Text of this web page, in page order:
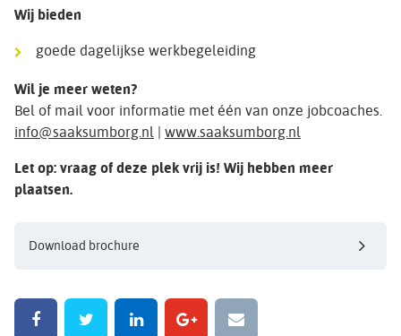
Wij bieden
goede dagelijkse werkbegeleiding
Wil je meer weten?
Bel of mail voor informatie met één van onze jobcoaches.
info@saaksumborg.nl | www.saaksumborg.nl
Let op: vraag of deze plek vrij is! Wij hebben meer
plaatsen.
Download brochure